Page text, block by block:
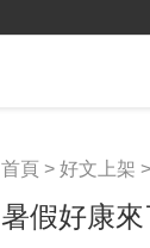
首頁 > 好文上架 >
暑假好康